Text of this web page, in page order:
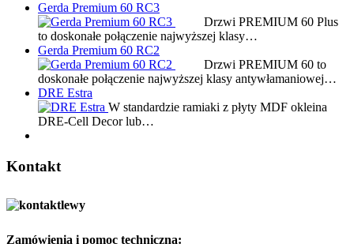
Gerda Premium 60 RC3
Drzwi PREMIUM 60 Plus
to doskonałe połączenie najwyższej klasy…
Gerda Premium 60 RC2
Drzwi PREMIUM 60 to
doskonałe połączenie najwyższej klasy antywłamaniowej…
DRE Estra
W standardzie ramiaki z płyty MDF okleina
DRE-Cell Decor lub…
Kontakt
Zamówienia i pomoc techniczna: